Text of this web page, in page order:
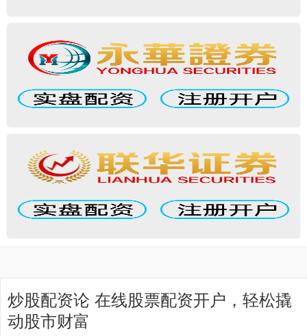
炒股配资论 在线股票配资开户，轻松撬
动股市财富